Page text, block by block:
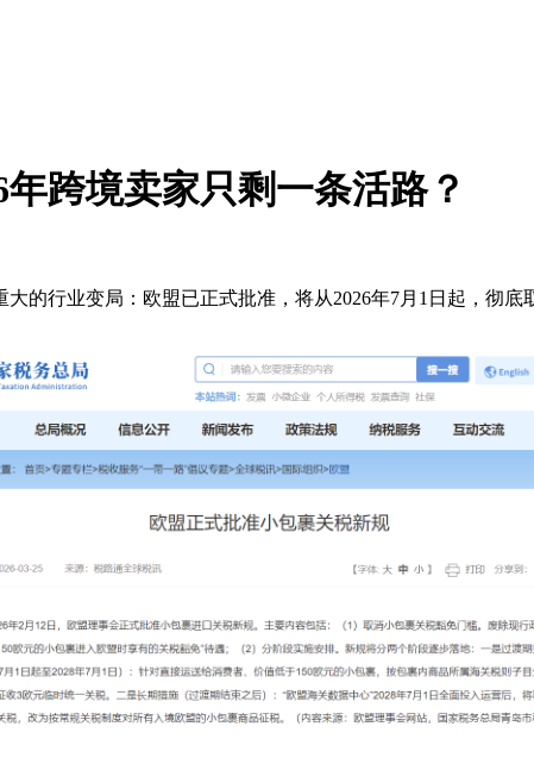
跨境卖家只剩一条活路？
的行业变局：欧盟已正式批准，将从2026年7月1日起，彻